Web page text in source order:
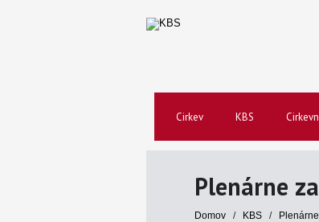
Cirkev KBS
Plenárne
Domov / KBS /